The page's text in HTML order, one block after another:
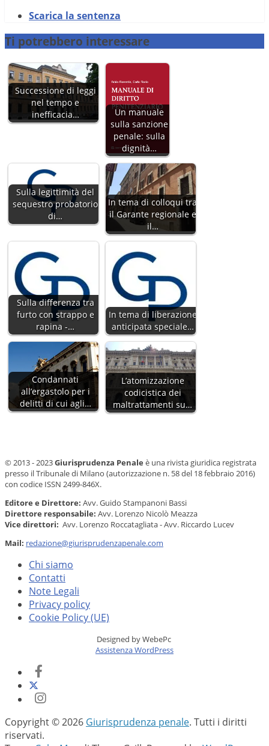
Scarica la sentenza
Ti potrebbero interessare
Successione di leggi
nel tempo e
inefficacia…
Un manuale
sulla sanzione
penale: sulla
dignità…
Sulla legittimità del
sequestro probatorio
di…
In tema di colloqui tra
il Garante regionale e
il…
Sulla differenza tra
furto con strappo e
rapina -…
In tema di liberazione
anticipata speciale…
Condannati
all’ergastolo per i
delitti di cui agli…
L’atomizzazione
codicistica dei
maltrattamenti su…
© 2013 - 2023Giurisprudenza Penale è una rivista giuridica registrata
presso il Tribunale di Milano (autorizzazione n. 58 del 18 febbraio 2016)
con codice ISSN 2499-846X.
Editore e Direttore: Avv. Guido Stampanoni Bassi
Direttore responsabile: Avv. Lorenzo Nicolò Meazza
Vice direttori: Avv. Lorenzo Roccatagliata - Avv. Riccardo Lucev
Mail: redazione@giurisprudenzapenale.com
Chi siamo
Contatti
Note Legali
Privacy policy
Cookie Policy (UE)
Designed by WebePc
Assistenza WordPress
Copyright © 2026 Giurisprudenza penale. Tutti i diritti
riservati.